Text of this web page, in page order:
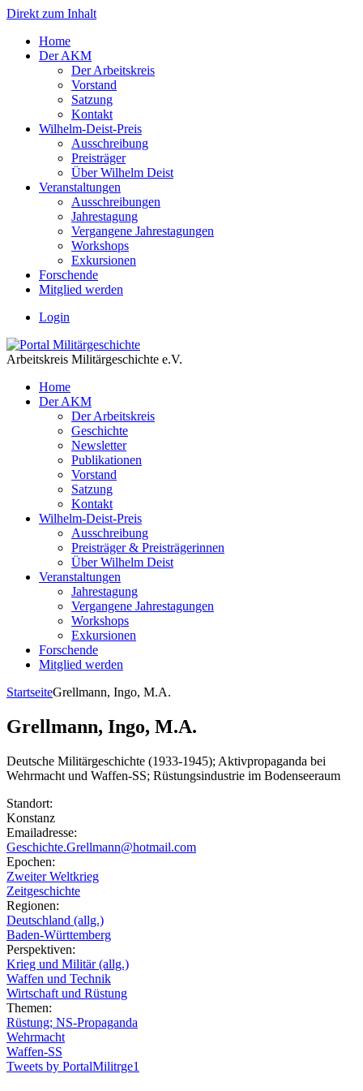
Direkt zum Inhalt
Home
Der AKM
Der Arbeitskreis
Vorstand
Satzung
Kontakt
Wilhelm-Deist-Preis
Ausschreibung
Preisträger
Über Wilhelm Deist
Veranstaltungen
Ausschreibungen
Jahrestagung
Vergangene Jahrestagungen
Workshops
Exkursionen
Forschende
Mitglied werden
Login
Arbeitskreis Militärgeschichte e.V.
Home
Der AKM
Der Arbeitskreis
Geschichte
Newsletter
Publikationen
Vorstand
Satzung
Kontakt
Wilhelm-Deist-Preis
Ausschreibung
Preisträger & Preisträgerinnen
Über Wilhelm Deist
Veranstaltungen
Jahrestagung
Vergangene Jahrestagungen
Workshops
Exkursionen
Forschende
Mitglied werden
StartseiteGrellmann, Ingo, M.A.
Grellmann, Ingo, M.A.
Deutsche Militärgeschichte (1933-1945); Aktivpropaganda bei
Wehrmacht und Waffen-SS; Rüstungsindustrie im Bodenseeraum
Standort:
Konstanz
Emailadresse:
Geschichte.Grellmann@hotmail.com
Epochen:
Zweiter Weltkrieg
Zeitgeschichte
Regionen:
Deutschland (allg.)
Baden-Württemberg
Perspektiven:
Krieg und Militär (allg.)
Waffen und Technik
Wirtschaft und Rüstung
Themen:
Rüstung; NS-Propaganda
Wehrmacht
Waffen-SS
Tweets by PortalMilitrge1